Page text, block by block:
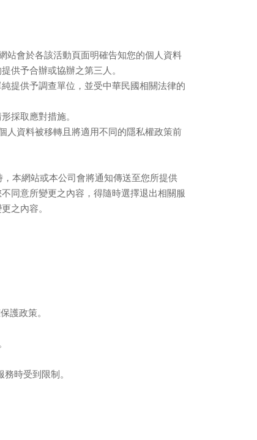
站會於各該活動頁面明確告知您的個人資料
供予合辦或協辦之第三人。
提供予調查單位，並受中華民國相關法律的
採取應對措施。
人資料被移轉且將適用不同的隱私權政策前
本網站或本公司會將通知傳送至您所提供
同意所變更之內容，得隨時選擇退出相關服
之內容。
護政策。
時受到限制。